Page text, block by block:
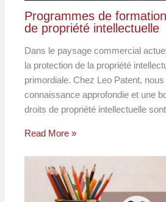
Programmes de
de propriété intellectuelle
Dans le paysage commercial
la protection de la propriété
primordiale. Chez Leo Patent,
connaissance approfondie et une
droits de propriété intellectuelle
Read More »